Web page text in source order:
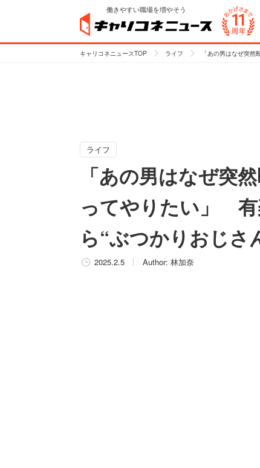
働きやすい職場を増やそう
キャリコネニュースTOP ライフ 「あの男はなぜ突
ライフ
「あの男はなぜ突
ってやりたい」 有
ら“ぶつかりおじさ
2025.2.5 Author: 林加奈